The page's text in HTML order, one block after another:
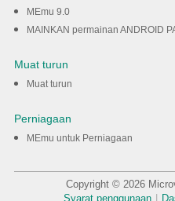
MEmu 9.0
MAINKAN permainan ANDROID
Muat turun
Muat turun
Perniagaan
MEmu untuk Perniagaan
Copyright © 2026
Syarat penggunaan